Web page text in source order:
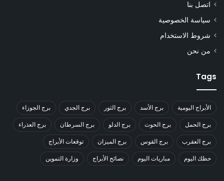
اتصل بنا
سياسة الخصوصية
شروط الاستخدام
من نحن
Tags
الأبراج اليومية برج الأسد برج الثور برج الجدي برج الجوزاء
برج الحمل برج الحوت برج الدلو برج السرطان برج العذراء
برج العقرب برج القوس برج الميزان توقعات الأبراج
حظك اليوم مباريات اليوم نصائح الأبراج وزارة التموين